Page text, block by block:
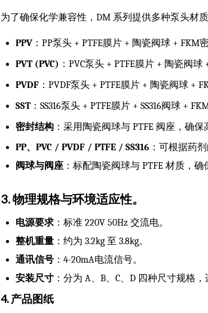
为了确保化学兼容性，DM 系列提供多种泵头材质
PPV ：PP泵头 + PTFE膜片 + 陶瓷阀球 +
PVT (PVC) ：PVC泵头 + PTFE膜片 + 陶瓷阀
PVDF ：PVDF泵头 + PTFE膜片 + 陶瓷阀球 +
SST：SS316泵头 + PTFE膜片 + SS316阀球 +
密封结构 ：采用陶瓷阀球与 PTFE 阀座，确
PP、PVC / PVDF / PTFE / SS316 ：可根据药
阀球与阀座 ：标配陶瓷阀球与 PTFE 材质，
3. 物理规格与环境适应性。
电源要求：标准 220V 50Hz 交流电。
整机重量 ：约为 3.2kg 至 3.8kg。
通讯信号 ：4-20mA电流信号。
安装尺寸 ：分为 A、B、C、D 四种尺寸规格
4. 产品图纸